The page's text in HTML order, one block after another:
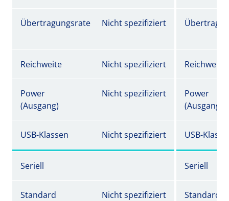
Übertragungsrate Nicht spezifiziert
Reichweite Nicht spezifiziert Reichweite
Power
(Ausgang)
Nicht spezifiziert
Power
(Ausgang)
USB-Klassen Nicht spezifiziert USB-
Seriell Seriell
Standard Nicht spezifiziert Standard